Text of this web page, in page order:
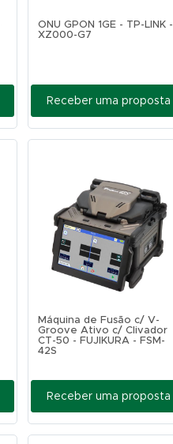
ONU GPON 1GE - TP-LINK -
XZ000-G7
Receber uma proposta
Máquina de Fusão c/ V-
Groove Ativo c/ Clivador
CT-50 - FUJIKURA - FSM-
42S
Receber uma proposta